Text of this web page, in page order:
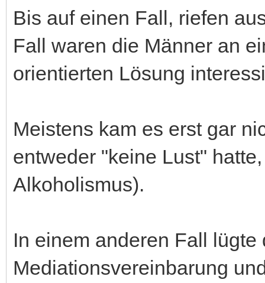
Bis auf einen Fall, riefen
Fall waren die Männer an
orientierten Lösung
Meistens kam es erst gar
entweder "keine Lust"
Alkoholismus).
In einem anderen Fall
Mediationsvereinbarung